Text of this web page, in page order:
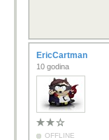
EricCartman
10 godina
OFFLINE